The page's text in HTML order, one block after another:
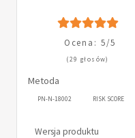
Ocena: 5/5
(29 głosów)
Metoda
PN-N-18002 RISK SCORE
Wersja produktu